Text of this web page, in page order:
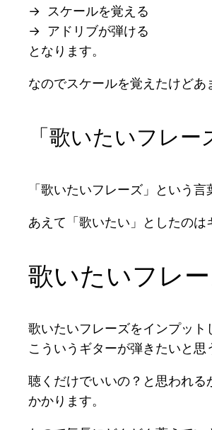
→ スケールを覚える
→ アドリブが弾ける
となります。
なのでスケールを覚えたけどあ
「歌いたいフレ
「歌いたいフレーズ」という
あえて「歌いたい」としたのは
歌いたいフレ
歌いたいフレーズをインプット
こういうギターが弾きたいと
聴くだけでいいの？と思われ
かかります。